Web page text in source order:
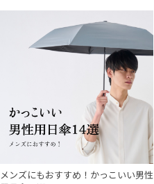
メンズにもおすすめ！かっこいい男性